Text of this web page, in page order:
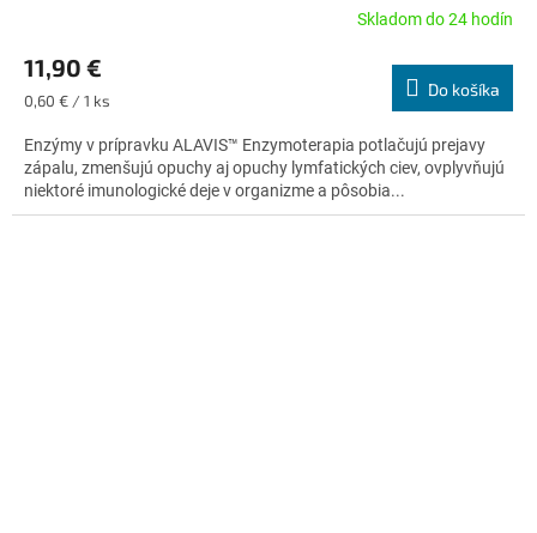
produktu
4,7
z
hviezdičiek.
Skladom do 24 hodín
11,90 €
Jednotková
0,60 € / 1 ks
Do košíka
Enzýmy v prípravku ALAVIS™ Enzymoterapia potlačujú prejavy
zápalu, zmenšujú opuchy aj opuchy lymfatických ciev, ovplyvňujú
niektoré imunologické deje v organizme a pôsobia...